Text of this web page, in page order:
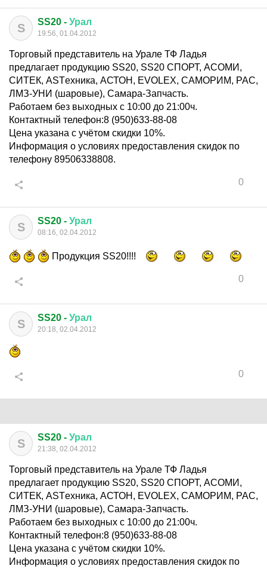
S SS20 - Урал
19:56, 01.04.2012
Торговый представитель на Урале ТФ Ладья
предлагает продукцию SS20, SS20 СПОРТ, АСОМИ,
СИТЕК, ASTехника, АСТОН, EVOLEX, САМОРИМ, РАС,
ЛМЗ-УНИ (шаровые), Самара-Запчасть.
Работаем без выходных с 10:00 до 21:00ч.
Контактный телефон:8 (950)633-88-08
Цена указана с учётом скидки 10%.
Информация о условиях предоставления скидок по
телефону 89506338808.
0
S SS20 - Урал
08:16, 02.04.2012
Продукция SS20!!!!
0
S SS20 - Урал
20:18, 02.04.2012
0
S SS20 - Урал
21:38, 02.04.2012
Торговый представитель на Урале ТФ Ладья
предлагает продукцию SS20, SS20 СПОРТ, АСОМИ,
СИТЕК, ASTехника, АСТОН, EVOLEX, САМОРИМ, РАС,
ЛМЗ-УНИ (шаровые), Самара-Запчасть.
Работаем без выходных с 10:00 до 21:00ч.
Контактный телефон:8 (950)633-88-08
Цена указана с учётом скидки 10%.
Информация о условиях предоставления скидок по